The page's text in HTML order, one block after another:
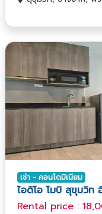
เช่า - คอนโดมิเนียม
ไอดิโอ โมบิ สุขุมวิท
Rental price :